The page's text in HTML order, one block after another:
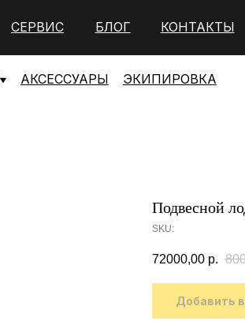
БЛОГ КОНТАКТЫ
СЕРВИС
АКСЕССУАРЫ ЭКИПИРОВКА
Подвесной
SKU:
72000,00 р.
Добавить